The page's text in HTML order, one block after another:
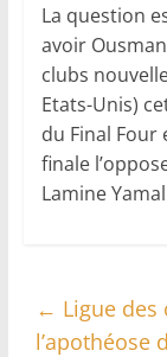
La question
avoir
clubs
Etats-Unis)
du Final Four
finale
Lamine
← Ligue
l’apothéose